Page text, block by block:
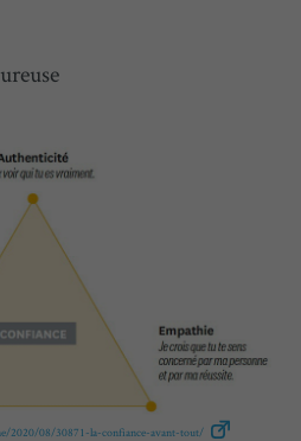
2020/08/30871-la-confiance-avant-tout/